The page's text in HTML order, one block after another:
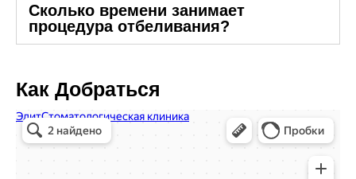
Сколько времени занимает
процедура отбеливания?
Как Добраться
Стоматологический центр Элит
Стоматологическая клиника в Республике Адыгея
Зуботехническая лаборатория в Республике Адыгея